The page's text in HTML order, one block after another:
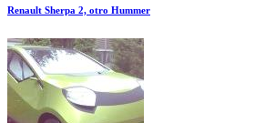
Renault Sherpa 2, otro Hummer